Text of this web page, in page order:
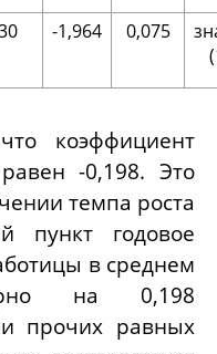
-1,964 0,075
коэффициент
-0,198. Это
темпа роста
пункт годовое
в среднем
на 0,198
прочих равных